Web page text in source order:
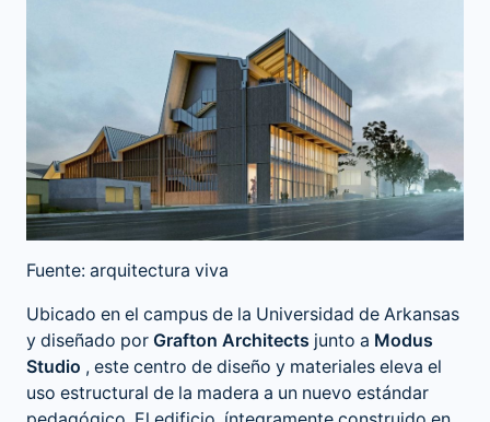
Fuente: arquitectura viva
Ubicado en el campus de la Universidad de Arkansas
y diseñado por Grafton Architects junto a Modus
Studio , este centro de diseño y materiales eleva el
uso estructural de la madera a un nuevo estándar